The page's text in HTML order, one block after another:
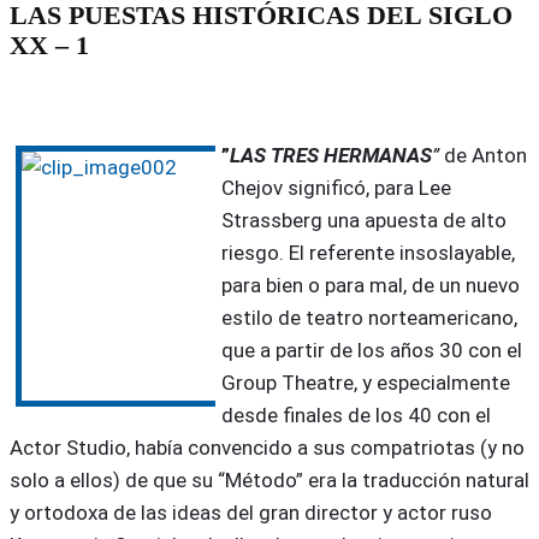
LAS PUESTAS HISTÓRICAS DEL SIGLO
XX – 1
”LAS TRES HERMANAS”de Anton
Chejov significó, para Lee
Strassberg una apuesta de alto
riesgo. El referente insoslayable,
para bien o para mal, de un nuevo
estilo de teatro norteamericano,
que a partir de los años 30 con el
Group Theatre, y especialmente
desde finales de los 40 con el
Actor Studio, había convencido a sus compatriotas (y no
solo a ellos) de que su “Método” era la traducción natural
y ortodoxa de las ideas del gran director y actor ruso